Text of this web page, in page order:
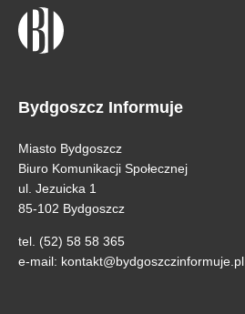
Bydgoszcz Informuje
Miasto Bydgoszcz
Biuro Komunikacji Społecznej
ul. Jezuicka 1
85-102 Bydgoszcz
tel. (52) 58 58 365
e-mail: kontakt@bydgoszczinformuje.pl